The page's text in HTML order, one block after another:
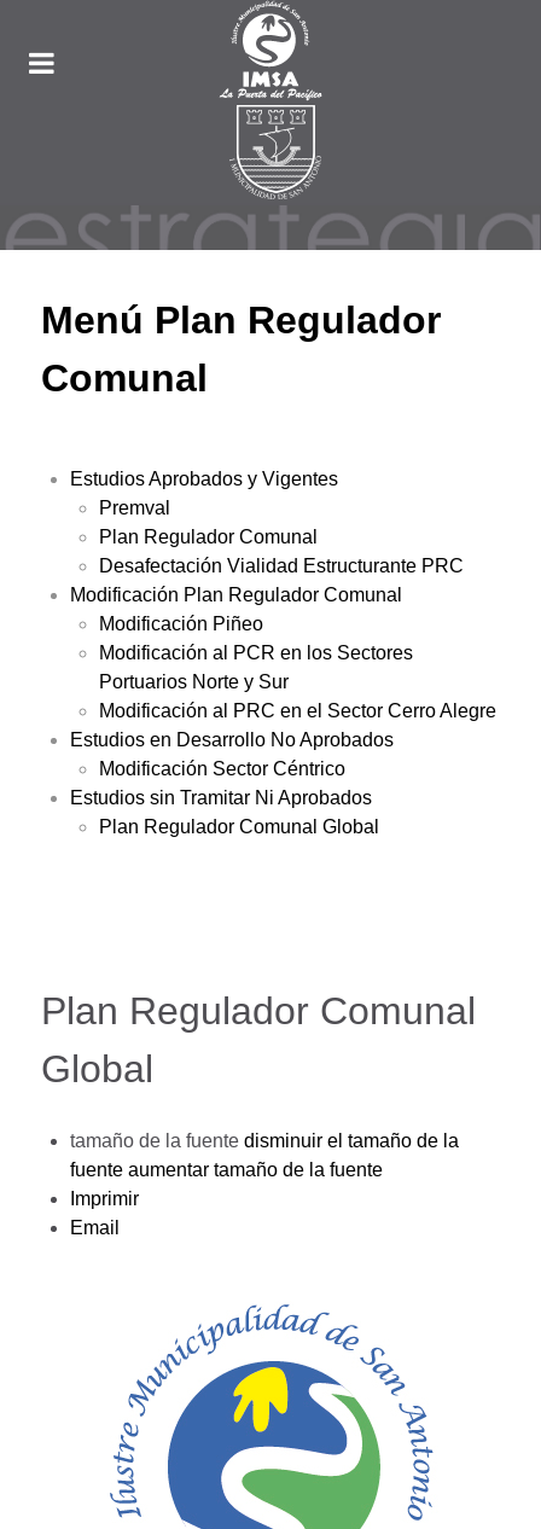
Menú Plan Regulador
Comunal
Estudios Aprobados y Vigentes
Premval
Plan Regulador Comunal
Desafectación Vialidad Estructurante PRC
Modificación Plan Regulador Comunal
Modificación Piñeo
Modificación al PCR en los Sectores
Portuarios Norte y Sur
Modificación al PRC en el Sector Cerro Alegre
Estudios en Desarrollo No Aprobados
Modificación Sector Céntrico
Estudios sin Tramitar Ni Aprobados
Plan Regulador Comunal Global
Plan Regulador Comunal
Global
tamaño de la fuente disminuir el tamaño de la
fuente aumentar tamaño de la fuente
Imprimir
Email